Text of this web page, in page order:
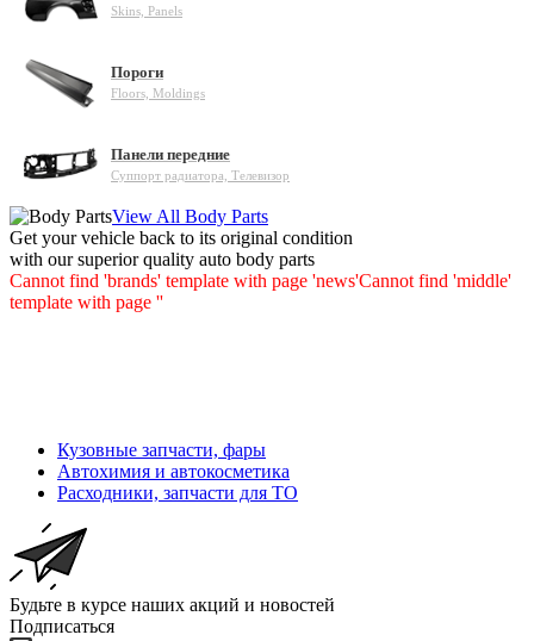
Skins, Panels
Пороги
Floors, Moldings
Панели передние
Суппорт радиатора, Телевизор
View All Body Parts
Get your vehicle back to its original condition
with our superior quality auto body parts
Cannot find 'brands' template with page 'news'Cannot find 'middle'
template with page ''
Кузовные запчасти, фары
Автохимия и автокосметика
Расходники, запчасти для ТО
Будьте в курсе наших акций и новостей
Подписаться